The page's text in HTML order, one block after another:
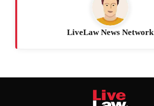
LiveLaw News Network